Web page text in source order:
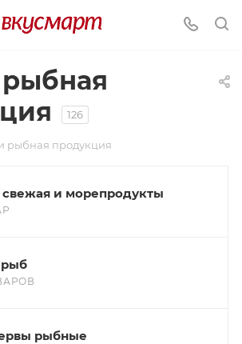
126
рыбная продукция
и морепродукты
рыбные